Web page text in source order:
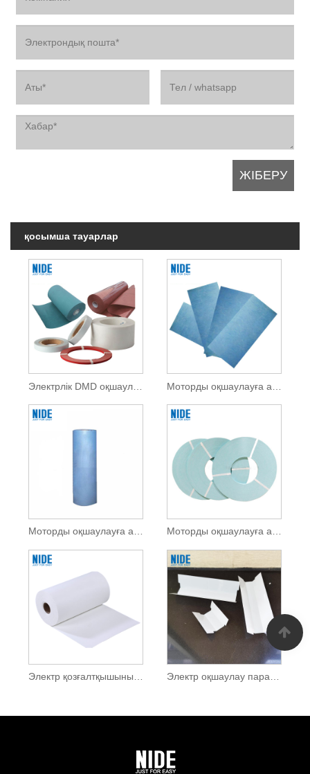
қосымша тауарлар
Электрлік DMD оқшаулау қағазы
Моторды оқшаулауға арналған 6642 F класс DMD оқшаулау қағазы Моторды оқшаулауға арналған DMD оқшаулау қағазы